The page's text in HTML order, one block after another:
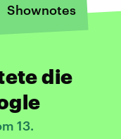
Shownotes
die
13.